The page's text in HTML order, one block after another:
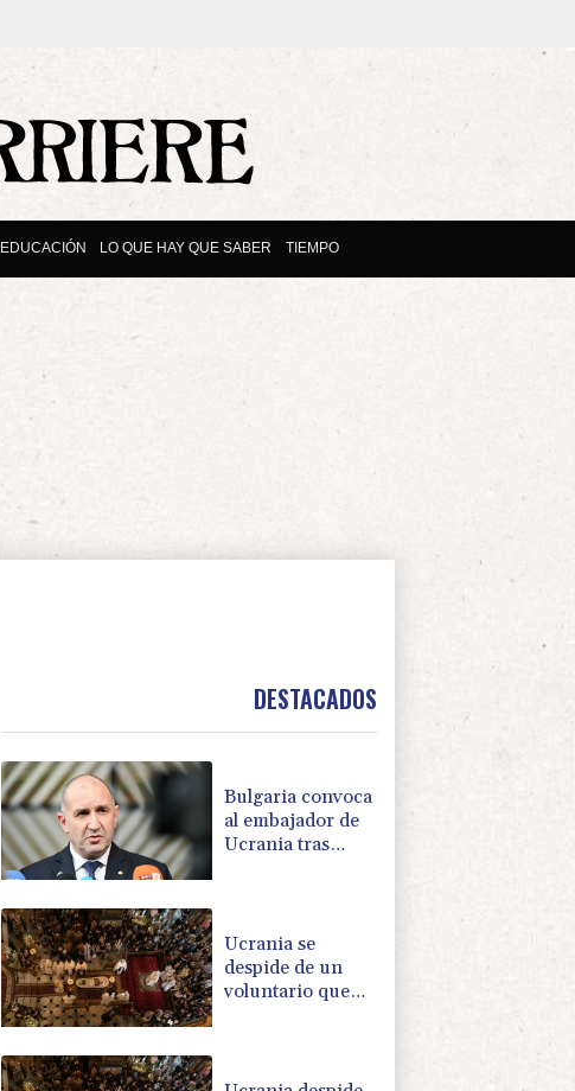
EDUCACIÓN LO QUE HAY QUE SABER TIEMPO
DESTACADOS
Bulgaria convoca
al embajador de
Ucrania tras
Ucrania se
despide de un
voluntario que